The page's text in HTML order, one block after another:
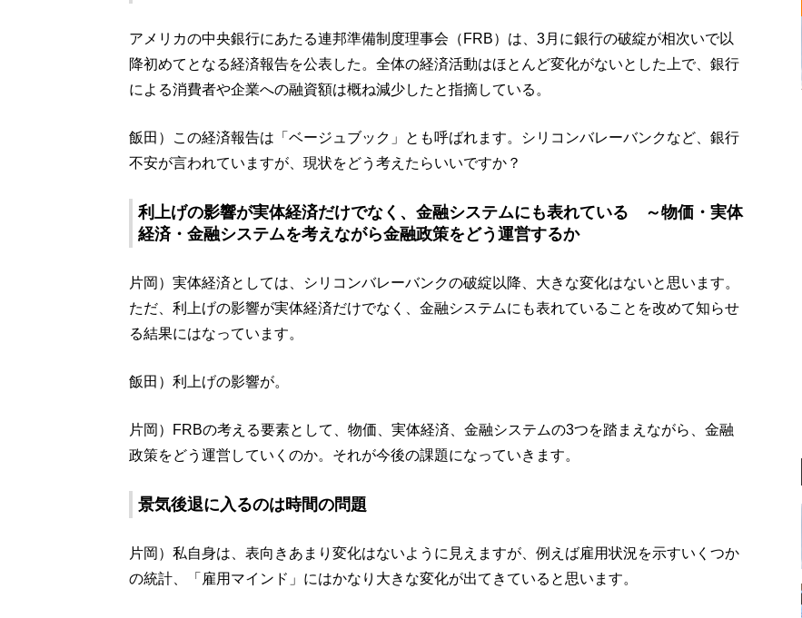
アメリカの中央銀行にあたる連邦準備制度理事会（FRB）は、3月に銀行の破綻が相次いで以
降初めてとなる経済報告を公表した。全体の経済活動はほとんど変化がないとした上で、銀行
による消費者や企業への融資額は概ね減少したと指摘している。
飯田）この経済報告は「ベージュブック」とも呼ばれます。シリコンバレーバンクなど、銀行
不安が言われていますが、現状をどう考えたらいいですか？
利上げの影響が実体経済だけでなく、金融システムにも表れている ～物価・実体
経済・金融システムを考えながら金融政策をどう運営するか
片岡）実体経済としては、シリコンバレーバンクの破綻以降、大きな変化はないと思います。
ただ、利上げの影響が実体経済だけでなく、金融システムにも表れていることを改めて知らせ
る結果にはなっています。
飯田）利上げの影響が。
片岡）FRBの考える要素として、物価、実体経済、金融システムの3つを踏まえながら、金融
政策をどう運営していくのか。それが今後の課題になっていきます。
景気後退に入るのは時間の問題
片岡）私自身は、表向きあまり変化はないように見えますが、例えば雇用状況を示すいくつか
の統計、「雇用マインド」にはかなり大きな変化が出てきていると思います。